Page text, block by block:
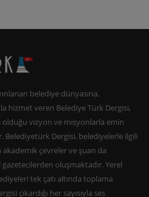
belediye dünyasına,
hizmet veren Belediye Türk Dergisi,
vizyon ve misyonlarla emin
Belediyetürk Dergisi, belediyelerle ilgili
çevreler ve şuan da
oluşmaktadır. Yerel
tek çatı altında toplama
çıkardığı her sayısıyla ses